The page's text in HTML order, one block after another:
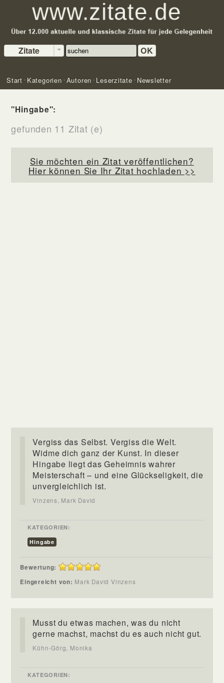
Zitate OK
Start Kategorien Autoren Leserzitate Newsletter
"Hingabe":
gefunden 11 Zitat (e)
Sie möchten ein Zitat veröffentlichen?
Hier können Sie Ihr Zitat hochladen >>
Vergiss das Selbst. Vergiss die Welt.
Widme dich ganz der Kunst. In dieser
Hingabe liegt das Geheimnis wahrer
Meisterschaft – und eine Glückseligkeit, die
unvergleichlich ist.
Vinzens, Mark David
KATEGORIEN:
Hingabe
Bewertung:
Eingereicht von: Mark David Vinzens
Musst du etwas machen, was du nicht
gerne machst, machst du es auch nicht gut.
Kühn-Görg, Monika
KATEGORIEN: